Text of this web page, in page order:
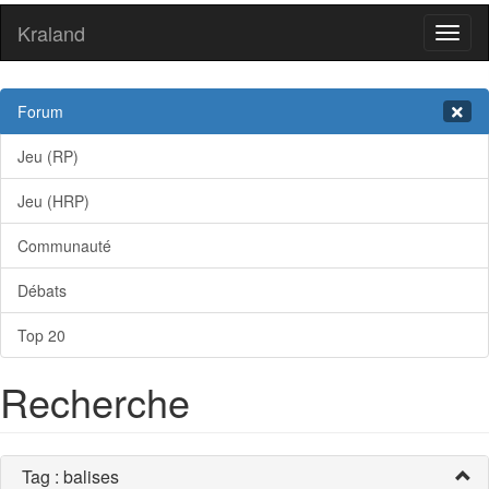
Kraland
Forum
Jeu (RP)
Jeu (HRP)
Communauté
Débats
Top 20
Recherche
Tag : balises